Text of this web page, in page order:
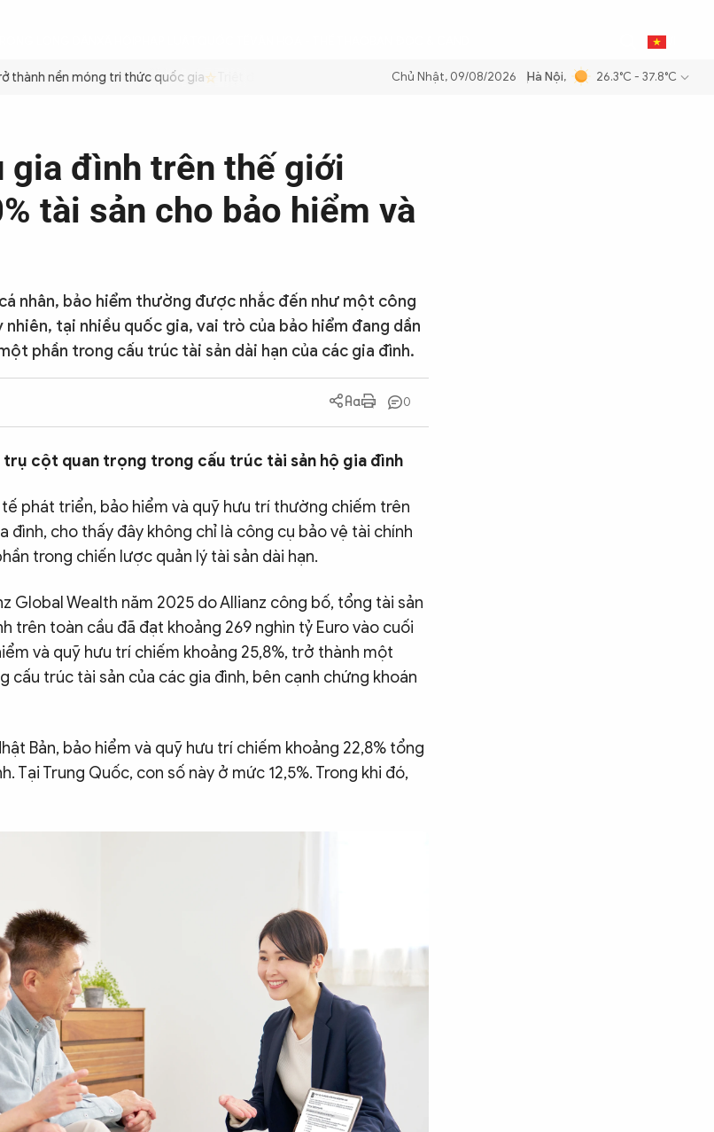
nền móng tri thức quốc gia Triệt để tiết kiệm xăng dầu để đảm bảo an ninh năng lượng quốc gia Thực hiện Nghị
Chủ Nhật, 09/08/2026 Hà Nội, 26.3°C - 37.8°C
gia đình trên thế giới
tài sản cho bảo hiểm và
nhân, bảo hiểm thường được nhắc đến như một công
tại nhiều quốc gia, vai trò của bảo hiểm đang dần
phần trong cấu trúc tài sản dài hạn của các gia đình.
0
trụ cột quan trọng trong cấu trúc tài sản hộ gia đình
phát triển, bảo hiểm và quỹ hưu trí thường chiếm trên
đình, cho thấy đây không chỉ là công cụ bảo vệ tài chính
trong chiến lược quản lý tài sản dài hạn.
Global Wealth năm 2025 do Allianz công bố, tổng tài sản
trên toàn cầu đã đạt khoảng 269 nghìn tỷ Euro vào cuối
và quỹ hưu trí chiếm khoảng 25,8%, trở thành một
cấu trúc tài sản của các gia đình, bên cạnh chứng khoán
Bản, bảo hiểm và quỹ hưu trí chiếm khoảng 22,8% tổng
Tại Trung Quốc, con số này ở mức 12,5%. Trong khi đó,